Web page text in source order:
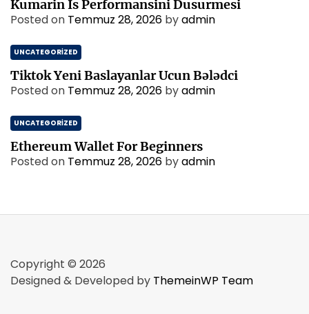
Kumarin İs Performansini Dusurmesi
Posted on Temmuz 28, 2026 byadmin
UNCATEGORIZED
Tiktok Yeni Baslayanlar Ucun Bələdci
Posted on Temmuz 28, 2026 byadmin
UNCATEGORIZED
Ethereum Wallet For Beginners
Posted on Temmuz 28, 2026 byadmin
Copyright © 2026
Designed & Developed by ThemeinWP Team